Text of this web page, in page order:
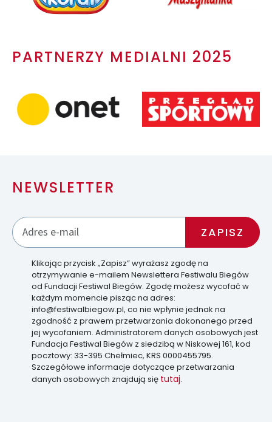
PARTNERZY MEDIALNI 2025
NEWSLETTER
Klikając przycisk „Zapisz” wyrażasz zgodę na
otrzymywanie e-mailem Newslettera Festiwalu Biegów
od Fundacji Festiwal Biegów. Zgodę możesz wycofać w
każdym momencie pisząc na adres:
info@festiwalbiegow.pl, co nie wpłynie jednak na
zgodność z prawem przetwarzania dokonanego przed
jej wycofaniem. Administratorem danych osobowych jest
Fundacja Festiwal Biegów z siedzibą w Niskowej 161, kod
pocztowy: 33-395 Chełmiec, KRS 0000455795.
Szczegółowe informacje dotyczące przetwarzania
danych osobowych znajdują się tutaj.